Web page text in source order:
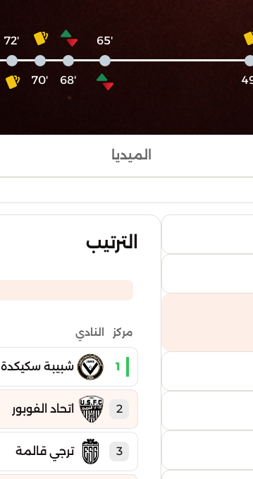
'65
'68
'70
'72
الميديا
الترتيب
مركز النادي
1 شبيبة سكيكدة
2 اتحاد الفوبور
3 ترجي قالمة